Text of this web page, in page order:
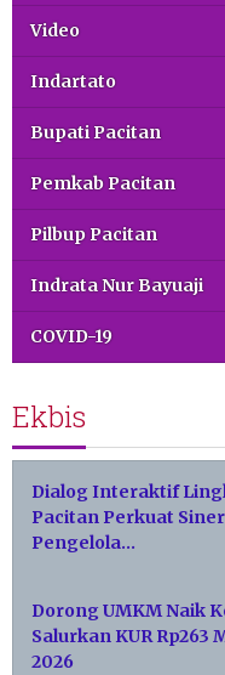
Video
Indartato
Bupati Pacitan
Pemkab Pacitan
Pilbup Pacitan
Indrata Nur Bayuaji
COVID-19
Ekbis
Dialog Interaktif
Pacitan Perkuat
Pengelola…
Dorong UMKM Naik
Salurkan KUR Rp263
2026